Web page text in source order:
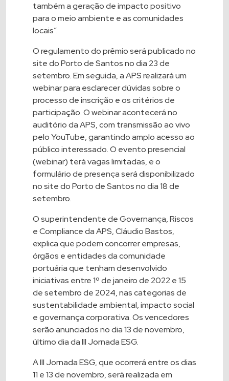
também a geração de impacto positivo
para o meio ambiente e as comunidades
locais”.
O regulamento do prêmio será publicado no
site do Porto de Santos no dia 23 de
setembro. Em seguida, a APS realizará um
webinar para esclarecer dúvidas sobre o
processo de inscrição e os critérios de
participação. O webinar acontecerá no
auditório da APS, com transmissão ao vivo
pelo YouTube, garantindo amplo acesso ao
público interessado. O evento presencial
(webinar) terá vagas limitadas, e o
formulário de presença será disponibilizado
no site do Porto de Santos no dia 18 de
setembro.
O superintendente de Governança, Riscos
e Compliance da APS, Cláudio Bastos,
explica que podem concorrer empresas,
órgãos e entidades da comunidade
portuária que tenham desenvolvido
iniciativas entre 1º de janeiro de 2022 e 15
de setembro de 2024, nas categorias de
sustentabilidade ambiental, impacto social
e governança corporativa. Os vencedores
serão anunciados no dia 13 de novembro,
último dia da III Jornada ESG.
A III Jornada ESG, que ocorrerá entre os dias
11 e 13 de novembro, será realizada em